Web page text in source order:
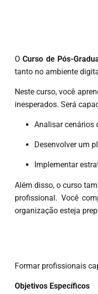
OCurso de Pós-
tanto no ambiente
Neste curso, você
inesperados. Será
Analisar cenários
Desenvolver um
Implementar
Além disso, o curso
profissional. Você
organização esteja
Formar profissionais
Objetivos Específicos